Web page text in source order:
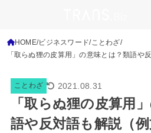
HOME ビジネスワード ことわざ
「取らぬ狸の皮算用」の意味とは？類語や
ことわざ 2021.08.31
「取らぬ狸の皮算用
語や反対語も解説（例